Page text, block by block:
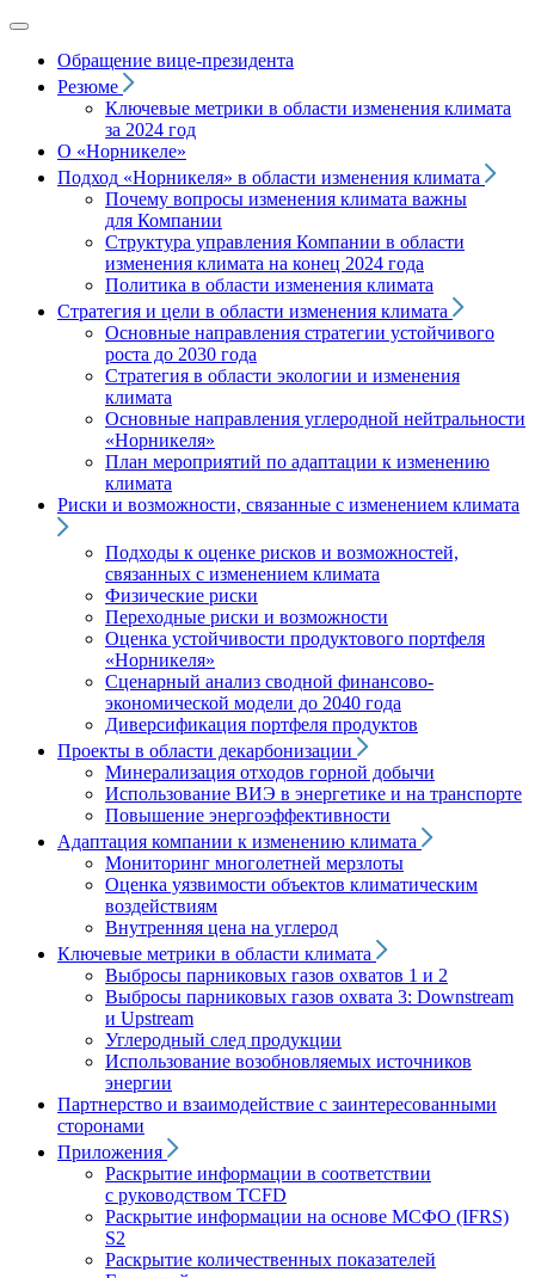
Обращение вице‑президента
Резюме
Ключевые метрики в области изменения климата
за 2024 год
О «Норникеле»
Подход «Норникеля» в области изменения климата
Почему вопросы изменения климата важны
для Компании
Структура управления Компании в области
изменения климата на конец 2024 года
Политика в области изменения климата
Стратегия и цели в области изменения климата
Основные направления стратегии устойчивого
роста до 2030 года
Стратегия в области экологии и изменения
климата
Основные направления углеродной нейтральности
«Норникеля»
План мероприятий по адаптации к изменению
климата
Риски и возможности, связанные с изменением климата
Подходы к оценке рисков и возможностей,
связанных с изменением климата
Физические риски
Переходные риски и возможности
Оценка устойчивости продуктового портфеля
«Норникеля»
Сценарный анализ сводной финансово-
экономической модели до 2040 года
Диверсификация портфеля продуктов
Проекты в области декарбонизации
Минерализация отходов горной добычи
Использование ВИЭ в энергетике и на транспорте
Повышение энергоэффективности
Адаптация компании к изменению климата
Мониторинг многолетней мерзлоты
Оценка уязвимости объектов климатическим
воздействиям
Внутренняя цена на углерод
Ключевые метрики в области климата
Выбросы парниковых газов охватов 1 и 2
Выбросы парниковых газов охвата 3: Downstream
и Upstream
Углеродный след продукции
Использование возобновляемых источников
энергии
Партнерство и взаимодействие с заинтересованными
сторонами
Приложения
Раскрытие информации в соответствии
с руководством TCFD
Раскрытие информации на основе МСФО (IFRS)
S2
Раскрытие количественных показателей